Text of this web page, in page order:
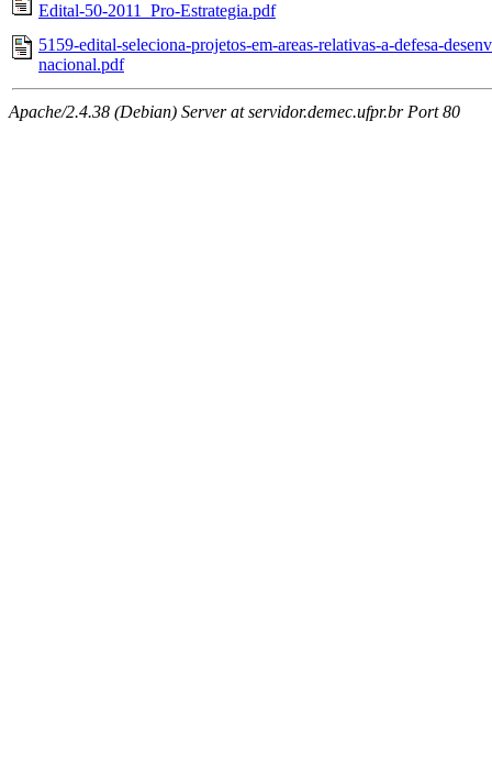
Edital-50-2011_Pro-Estrategia.pdf
5159-edital-seleciona-projetos-em-areas-relativas-a-defesa-
nacional.pdf
Apache/2.4.38 (Debian) Server at servidor.demec.ufpr.br Port 80